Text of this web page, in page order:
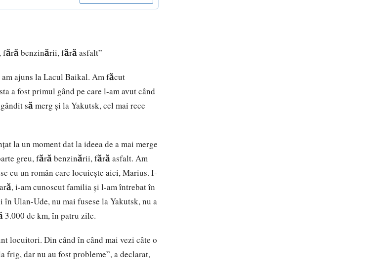
fără benzinării, fără asfalt”
ajuns la Lacul Baikal. Am făcut
a fost primul gând pe care l-am avut când
să merg şi la Yakutsk, cel mai rece
la un moment dat la ideea de a mai merge
greu, fără benzinării, fără asfalt. Am
cu un român care locuieşte aici, Marius. I-
i-am cunoscut familia şi l-am întrebat în
Ulan-Ude, nu mai fusese la Yakutsk, nu a
3.000 de km, în patru zile.
locuitori. Din când în când mai vezi câte o
frig, dar nu au fost probleme”, a declarat,